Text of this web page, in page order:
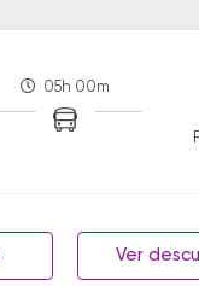
05h 00m
Ver